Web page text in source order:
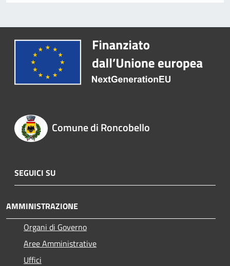
Comune di Roncobello
SEGUICI SU
AMMINISTRAZIONE
Organi di Governo
Aree Amministrative
Uffici